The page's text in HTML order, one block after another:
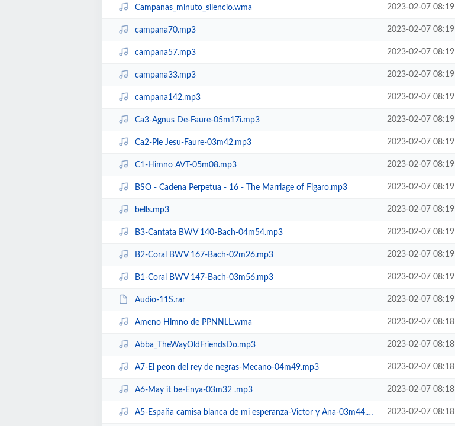
Campanas_minuto_silencio.wma 2023-02-07 08:19
campana70.mp3 2023-02-07 08:19
campana57.mp3 2023-02-07 08:19
campana33.mp3 2023-02-07 08:19
campana142.mp3 2023-02-07 08:19
Ca3-Agnus De-Faure-05m17i.mp3 2023-02-07 08:19
Ca2-Pie Jesu-Faure-03m42.mp3 2023-02-07 08:19
C1-Himno AVT-05m08.mp3 2023-02-07 08:19
BSO - Cadena Perpetua - 16 - The Marriage of Figaro.mp3 2023-02-07 08:19
bells.mp3 2023-02-07 08:19
B3-Cantata BWV 140-Bach-04m54.mp3 2023-02-07 08:19
B2-Coral BWV 167-Bach-02m26.mp3 2023-02-07 08:19
B1-Coral BWV 147-Bach-03m56.mp3 2023-02-07 08:19
Audio-11S.rar 2023-02-07 08:19
Ameno Himno de PPNNLL.wma 2023-02-07 08:18
Abba_TheWayOldFriendsDo.mp3 2023-02-07 08:18
A7-El peon del rey de negras-Mecano-04m49.mp3 2023-02-07 08:18
A6-May it be-Enya-03m32 .mp3 2023-02-07 08:18
A5-España camisa blanca de mi esperanza-Victor y Ana-03m44.mp3 2023-02-07 08:18